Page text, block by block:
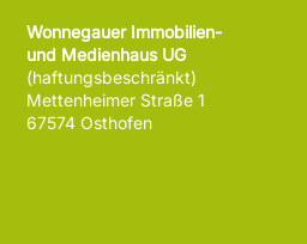
Wonnegauer Immobilien-
und Medienhaus UG
(haftungsbeschränkt)
Mettenheimer Straße 1
67574 Osthofen